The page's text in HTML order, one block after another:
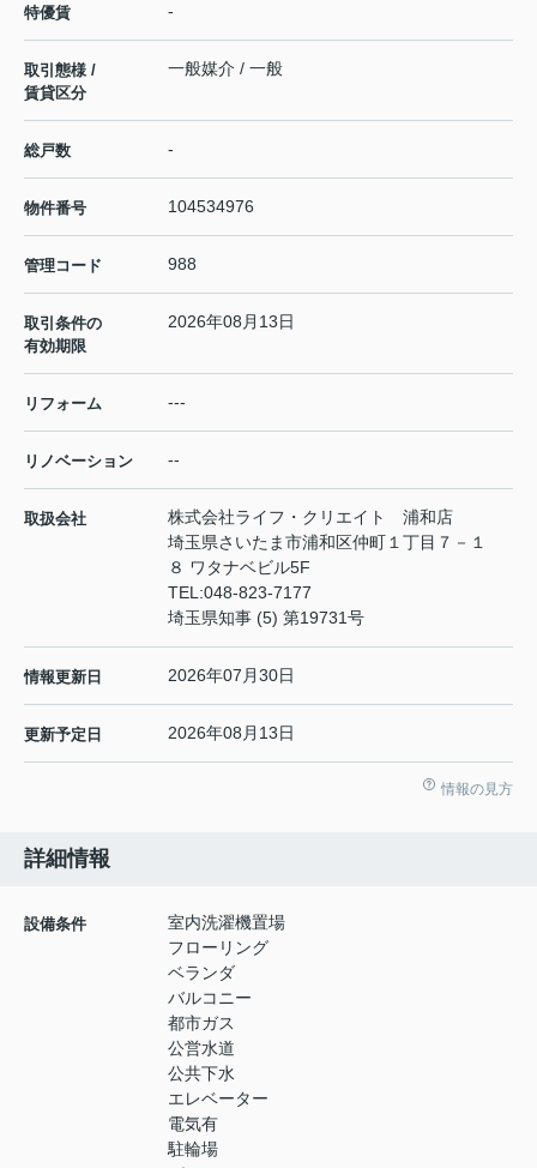
特優賃 -
取引態様 /
賃貸区分
一般媒介 / 一般
総戸数 -
物件番号 104534976
管理コード 988
取引条件の
有効期限
2026年08月13日
リフォーム ---
リノベーション --
取扱会社
株式会社ライフ・クリエイト 浦和店
埼玉県さいたま市浦和区仲町１丁目７－１
８ ワタナベビル5F
TEL:048-823-7177
埼玉県知事 (5) 第19731号
情報更新日 2026年07月30日
更新予定日 2026年08月13日
情報の見方
詳細情報
設備条件
室内洗濯機置場
フローリング
ベランダ
バルコニー
都市ガス
公営水道
公共下水
エレベーター
電気有
駐輪場